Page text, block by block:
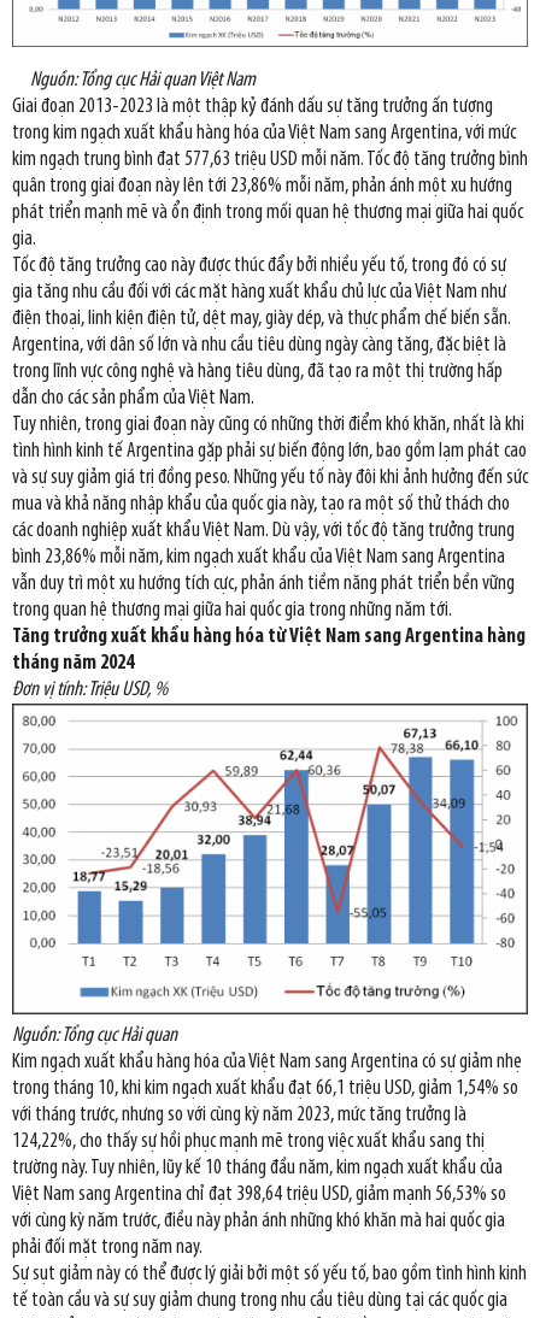
Nguồn: Tổng cục Hải quan Việt Nam
Giai đoạn 2013-2023 là một thập kỷ đánh dấu sự tăng trưởng ấn tượng
trong kim ngạch xuất khẩu hàng hóa của Việt Nam sang Argentina, với mức
kim ngạch trung bình đạt 577,63 triệu USD mỗi năm. Tốc độ tăng trưởng bình
quân trong giai đoạn này lên tới 23,86% mỗi năm, phản ánh một xu hướng
phát triển mạnh mẽ và ổn định trong mối quan hệ thương mại giữa hai quốc
gia.
Tốc độ tăng trưởng cao này được thúc đẩy bởi nhiều yếu tố, trong đó có sự
gia tăng nhu cầu đối với các mặt hàng xuất khẩu chủ lực của Việt Nam như
điện thoại, linh kiện điện tử, dệt may, giày dép, và thực phẩm chế biến sẵn.
Argentina, với dân số lớn và nhu cầu tiêu dùng ngày càng tăng, đặc biệt là
trong lĩnh vực công nghệ và hàng tiêu dùng, đã tạo ra một thị trường hấp
dẫn cho các sản phẩm của Việt Nam.
Tuy nhiên, trong giai đoạn này cũng có những thời điểm khó khăn, nhất là khi
tình hình kinh tế Argentina gặp phải sự biến động lớn, bao gồm lạm phát cao
và sự suy giảm giá trị đồng peso. Những yếu tố này đôi khi ảnh hưởng đến sức
mua và khả năng nhập khẩu của quốc gia này, tạo ra một số thử thách cho
các doanh nghiệp xuất khẩu Việt Nam. Dù vậy, với tốc độ tăng trưởng trung
bình 23,86% mỗi năm, kim ngạch xuất khẩu của Việt Nam sang Argentina
vẫn duy trì một xu hướng tích cực, phản ánh tiềm năng phát triển bền vững
trong quan hệ thương mại giữa hai quốc gia trong những năm tới.
Tăng trưởng xuất khẩu hàng hóa từ Việt Nam sang Argentina hàng
tháng năm 2024
Đơn vị tính: Triệu USD, %
Nguồn: Tổng cục Hải quan
Kim ngạch xuất khẩu hàng hóa của Việt Nam sang Argentina có sự giảm nhẹ
trong tháng 10, khi kim ngạch xuất khẩu đạt 66,1 triệu USD, giảm 1,54% so
với tháng trước, nhưng so với cùng kỳ năm 2023, mức tăng trưởng là
124,22%, cho thấy sự hồi phục mạnh mẽ trong việc xuất khẩu sang thị
trường này. Tuy nhiên, lũy kế 10 tháng đầu năm, kim ngạch xuất khẩu của
Việt Nam sang Argentina chỉ đạt 398,64 triệu USD, giảm mạnh 56,53% so
với cùng kỳ năm trước, điều này phản ánh những khó khăn mà hai quốc gia
phải đối mặt trong năm nay.
Sự sụt giảm này có thể được lý giải bởi một số yếu tố, bao gồm tình hình kinh
tế toàn cầu và sự suy giảm chung trong nhu cầu tiêu dùng tại các quốc gia